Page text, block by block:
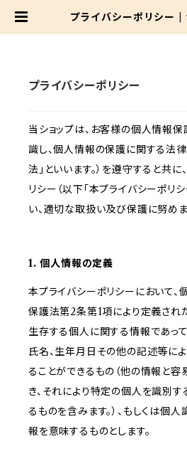
プライバシーポリシー |
プライバシーポリシー
当ショップは、お客様の個人情報
識し、個人情報の保護に関する法
法」といいます。）を遵守すると共
リシー（以下「本プライバシーポリシ
い、適切な取扱い及び保護に努めま
1. 個人情報の定義
本プライバシーポリシーにおいて、
保護法第2条第1項により定義され
生存する個人に関する情報であっ
氏名、生年月日その他の記述等に
ることができるもの（他の情報と
き、それにより特定の個人を識別す
るものを含みます。）、もしくは個
報を意味するものとします。